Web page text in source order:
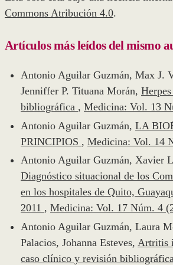
Commons Atribución 4.0.
Artículos más leídos del mismo
Antonio Aguilar Guzmán, Max J.
Jenniffer P. Tituana Morán,
bibliográfica , Medicina: Vol. 13
Antonio Aguilar Guzmán, LA
PRINCIPIOS , Medicina: Vol. 14
Antonio Aguilar Guzmán, Xavier
Diagnóstico situacional de los
en los hospitales de Quito,
2011 , Medicina: Vol. 17 Núm. 4
Antonio Aguilar Guzmán, Laura
Palacios, Johanna Esteves, Artritis
caso clínico y revisión bibliográfica